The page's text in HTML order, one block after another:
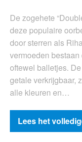
De zogehete
deze populaire
door sterren als
vermoeden
oftewel balletjes.
getale verkrijgbaar,
alle kleuren en…
Lees het